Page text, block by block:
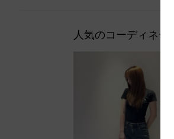
人気のコーディネート